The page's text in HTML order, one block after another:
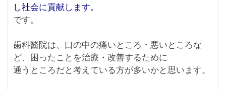
し社会に貢献します。
です。
歯科醫院は、口の中の痛いところ・悪いところな
ど、困ったことを治療・改善するために
通うところだと考えている方が多いかと思います。